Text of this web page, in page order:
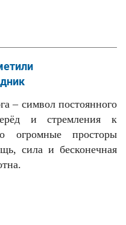
– символ постоянного
и стремления к
огромные просторы
сила и бесконечная